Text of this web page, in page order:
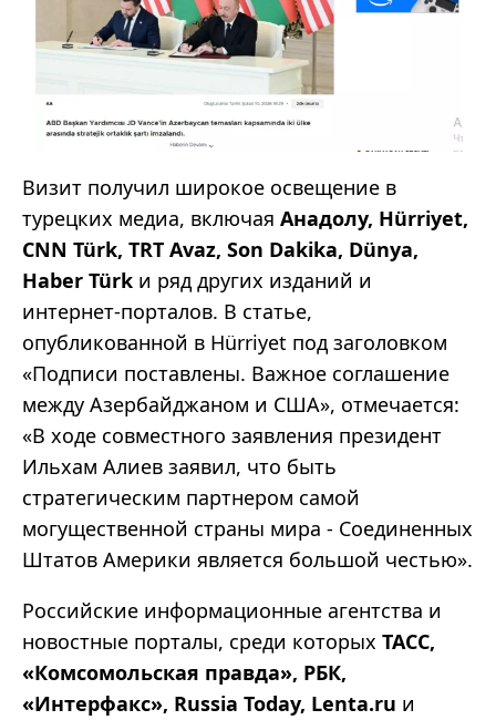
Визит получил широкое освещение в
турецких медиа, включая Aнадолу, Hürriyet,
CNN Türk, TRT Avaz, Son Dakika, Dünya,
Haber Türk и ряд других изданий и
интернет-порталов. В статье,
опубликованной в Hürriyet под заголовком
«Подписи поставлены. Важное соглашение
между Азербайджаном и США», отмечается:
«В ходе совместного заявления президент
Ильхам Алиев заявил, что быть
стратегическим партнером самой
могущественной страны мира - Соединенных
Штатов Америки является большой честью».
Российские информационные агентства и
новостные порталы, среди которых ТАСС,
«Комсомольская правда», РБК,
«Интерфакс», Russia Today, Lenta.ru и